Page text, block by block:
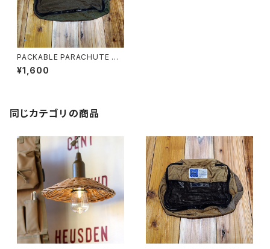
PACKABLE PARACHUTE NY
LON PACKING BAG L
¥1,600
同じカテゴリの商品